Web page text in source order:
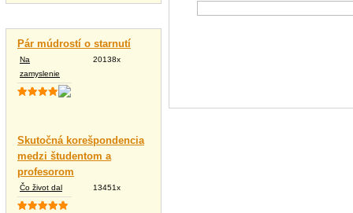
Pár múdrostí o starnutí
Na
zamyslenie
20138x
Skutočná korešpondencia
medzi študentom a
profesorom
Čo život dal 13451x